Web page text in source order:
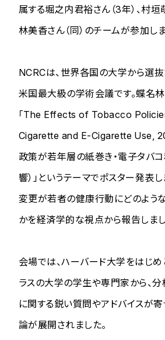
属する堀之内君裕さん（3年）、村垣
林美香さん（同）のチームが参加しま
NCRCは、世界各国の大学から選抜
米国最大級の学術会議です。蝶名
「The Effects of Tobacco
Cigarette and E-Cigarette Use,
政策が若年層の紙巻き・電子タバ
響）」というテーマでポスター発表
変更が若者の健康行動にどのよう
かを経済学的な視点から報告しまし
会場では、ハーバード大学をはじめ
ラスの大学の学生や専門家から、
に関する鋭い質問やアドバイスが
論が展開されました。